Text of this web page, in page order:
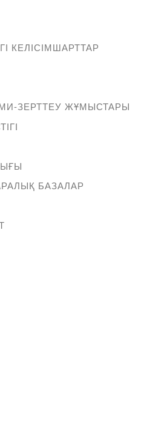
КЕЛІСІМШАРТТАР
ЗЕРТТЕУ ЖҰМЫСТАРЫ
БАЗАЛАР